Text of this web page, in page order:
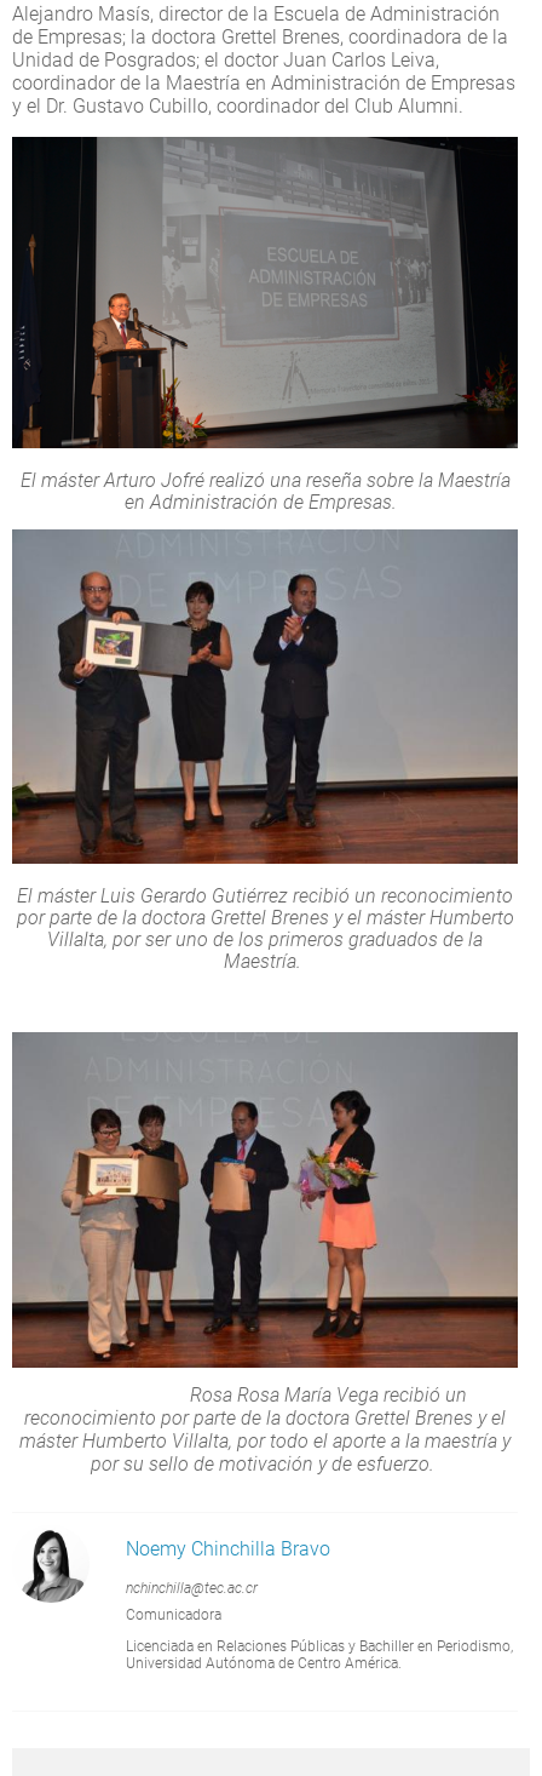
Alejandro Masís, director de la Escuela de Administración
de Empresas; la doctora Grettel Brenes, coordinadora de la
Unidad de Posgrados; el doctor Juan Carlos Leiva,
coordinador de la Maestría en Administración de Empresas
y el Dr. Gustavo Cubillo, coordinador del Club Alumni.
El máster Arturo Jofré realizó una reseña sobre la Maestría
en Administración de Empresas.
El máster Luis Gerardo Gutiérrez recibió un reconocimiento
por parte de la doctora Grettel Brenes y el máster Humberto
Villalta, por ser uno de los primeros graduados de la
Maestría.
Rosa Rosa María Vega recibió un
reconocimiento por parte de la doctora Grettel Brenes y el
máster Humberto Villalta, por todo el aporte a la maestría y
por su sello de motivación y de esfuerzo.
Noemy Chinchilla Bravo
nchinchilla@tec.ac.cr
Comunicadora
Licenciada en Relaciones Públicas y Bachiller en Periodismo,
Universidad Autónoma de Centro América.